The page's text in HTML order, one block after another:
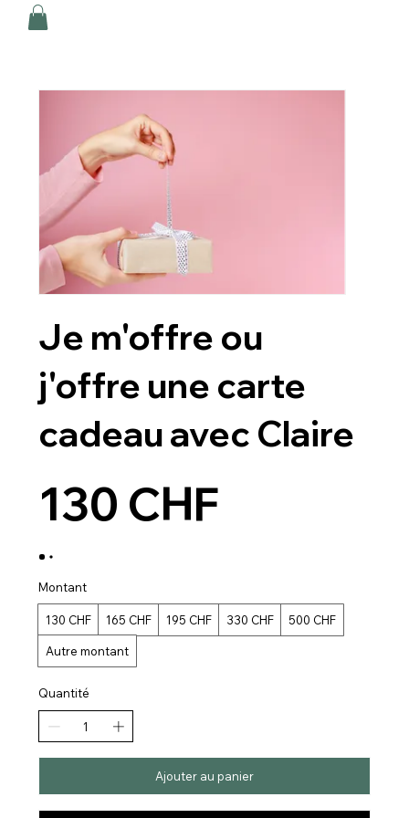
Je m'offre ou
j'offre une carte
cadeau avec Claire
130 CHF
Montant
130 CHF 165 CHF 195 CHF 330 CHF 500 CHF
Autre montant
Quantité
Ajouter au panier